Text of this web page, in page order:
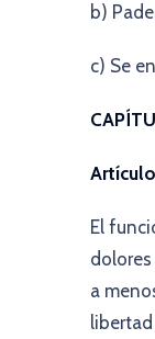
b)
c) Se
El
a